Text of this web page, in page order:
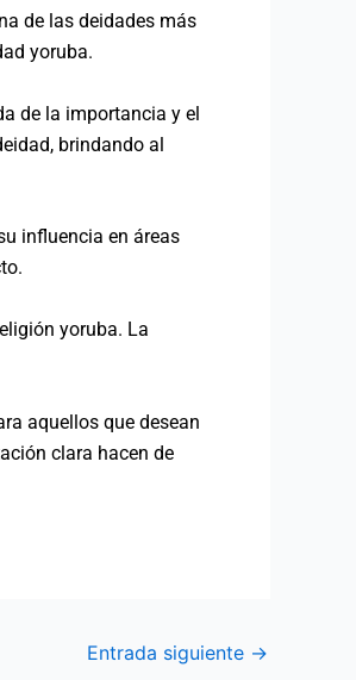
de las deidades más
yoruba.
de la importancia y el
brindando al
influencia en áreas
yoruba. La
aquellos que desean
clara hacen de
Entrada siguiente →